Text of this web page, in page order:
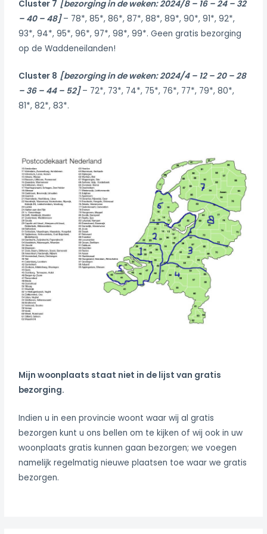
Cluster 7 [bezorging in de weken: 2024/8 – 16 – 24 – 32
– 40 – 48]– 78*, 85*, 86*, 87*, 88*, 89*, 90*, 91*, 92*,
93*, 94*, 95*, 96*, 97*, 98*, 99*. Geen gratis bezorging
op de Waddeneilanden!
Cluster 8 [bezorging in de weken: 2024/4 – 12 – 20 – 28
– 36 – 44 – 52]– 72*, 73*, 74*, 75*, 76*, 77*, 79*, 80*,
81*, 82*, 83*.
Mijn woonplaats staat niet in de lijst van gratis
bezorging.
Indien u in een provincie woont waar wij al gratis
bezorgen kunt u ons bellen om te kijken of wij ook in uw
woonplaats gratis kunnen gaan bezorgen; we voegen
namelijk regelmatig nieuwe plaatsen toe waar we gratis
bezorgen.